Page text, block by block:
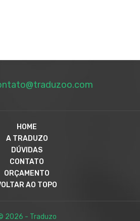
HOME
A TRADUZO
DÚVIDAS
CONTATO
ORÇAMENTO
AO TOPO
2026 - Traduzo